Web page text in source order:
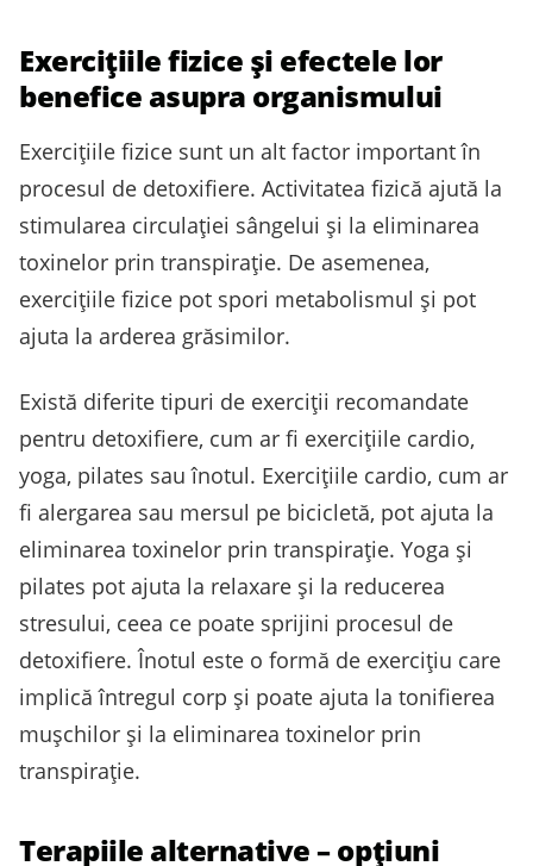
Exercițiile fizice și efectele lor
benefice asupra organismului
Exercițiile fizice sunt un alt factor important în
procesul de detoxifiere. Activitatea fizică ajută la
stimularea circulației sângelui și la eliminarea
toxinelor prin transpirație. De asemenea,
exercițiile fizice pot spori metabolismul și pot
ajuta la arderea grăsimilor.
Există diferite tipuri de exerciții recomandate
pentru detoxifiere, cum ar fi exercițiile cardio,
yoga, pilates sau înotul. Exercițiile cardio, cum ar
fi alergarea sau mersul pe bicicletă, pot ajuta la
eliminarea toxinelor prin transpirație. Yoga și
pilates pot ajuta la relaxare și la reducerea
stresului, ceea ce poate sprijini procesul de
detoxifiere. Înotul este o formă de exercițiu care
implică întregul corp și poate ajuta la tonifierea
mușchilor și la eliminarea toxinelor prin
transpirație.
Terapiile alternative – opțiuni